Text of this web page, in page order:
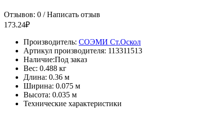
Отзывов: 0 /Написать отзыв
173.24₽
Производитель: СОЭМИ Ст.Оскол
Артикул производителя: 113311513
Наличие:Под заказ
Вес: 0.488 кг
Длина: 0.36 м
Ширина: 0.075 м
Высота: 0.035 м
Технические характеристики